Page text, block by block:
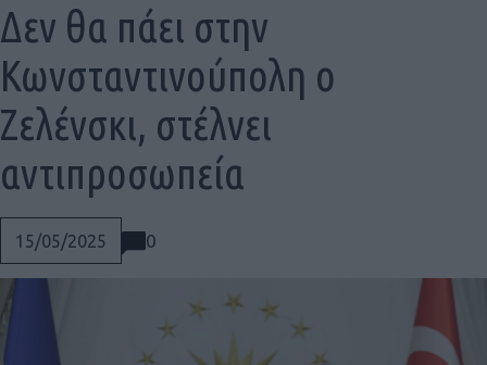
15/05/2025 0
Δεν θα πάει στην
Κωνσταντινούπολη ο
Ζελένσκι, στέλνει
αντιπροσωπεία